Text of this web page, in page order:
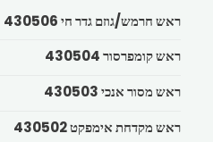
ראש חרמש/גוזם גדר חי 430506
ראש קומפרסור 430504
ראש מסור אנכי 430503
ראש מקדחת אימפקט 430502